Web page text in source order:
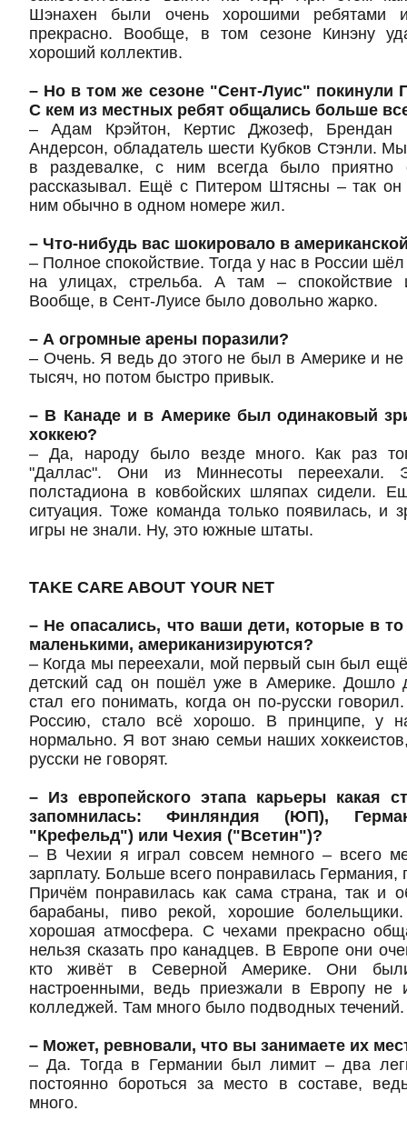
Шэнахен были очень хорошими ребятами
прекрасно. Вообще, в том сезоне Кинэну
хороший коллектив.
– Но в том же сезоне "Сент-Луис" покинули
С кем из местных ребят общались больше
– Адам Крэйтон, Кертис Джозеф,
Андерсон, обладатель шести Кубков Стэнли.
в раздевалке, с ним всегда было приятно
рассказывал. Ещё с Питером Штясны – так
ним обычно в одном номере жил.
– Что-нибудь вас шокировало в
– Полное спокойствие. Тогда у нас в России шёл
на улицах, стрельба. А там – спокойствие
Вообще, в Сент-Луисе было довольно жарко.
– А огромные арены поразили?
– Очень. Я ведь до этого не был в Америке и
тысяч, но потом быстро привык.
– В Канаде и в Америке был одинаковый
хоккею?
– Да, народу было везде много. Как раз
"Даллас". Они из Миннесоты переехали.
полстадиона в ковбойских шляпах сидели.
ситуация. Тоже команда только появилась, и
игры не знали. Ну, это южные штаты.
TAKE CARE ABOUT YOUR NET
– Не опасались, что ваши дети, которые в
маленькими, американизируются?
– Когда мы переехали, мой первый сын был
детский сад он пошёл уже в Америке. Дошло
стал его понимать, когда он по-русски
Россию, стало всё хорошо. В принципе, у
нормально. Я вот знаю семьи наших
русски не говорят.
– Из европейского этапа карьеры какая
запомнилась: Финляндия (ЮП),
"Крефельд") или Чехия ("Всетин")?
– В Чехии я играл совсем немного – всего
зарплату. Больше всего понравилась Германия,
Причём понравилась как сама страна, так и
барабаны, пиво рекой, хорошие
хорошая атмосфера. С чехами прекрасно
нельзя сказать про канадцев. В Европе они
кто живёт в Северной Америке. Они
настроенными, ведь приезжали в Европу
колледжей. Там много было подводных течений.
– Может, ревновали, что вы занимаете их
– Да. Тогда в Германии был лимит – два
постоянно бороться за место в составе,
много.